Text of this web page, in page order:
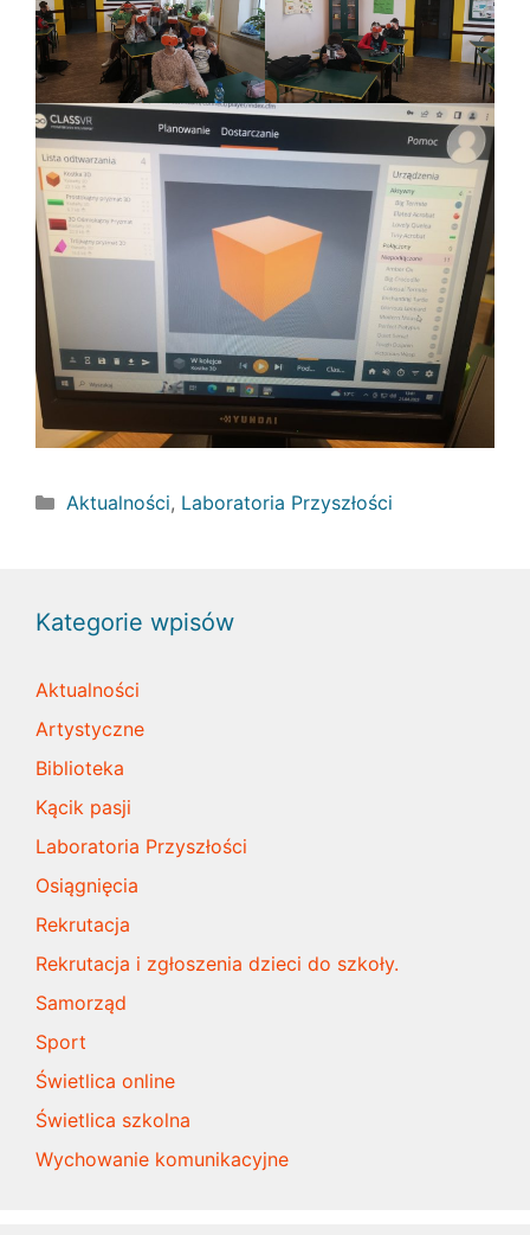
Kategorie
Aktualności, Laboratoria Przyszłości
Kategorie wpisów
Aktualności
Artystyczne
Biblioteka
Kącik pasji
Laboratoria Przyszłości
Osiągnięcia
Rekrutacja
Rekrutacja i zgłoszenia dzieci do szkoły.
Samorząd
Sport
Świetlica online
Świetlica szkolna
Wychowanie komunikacyjne